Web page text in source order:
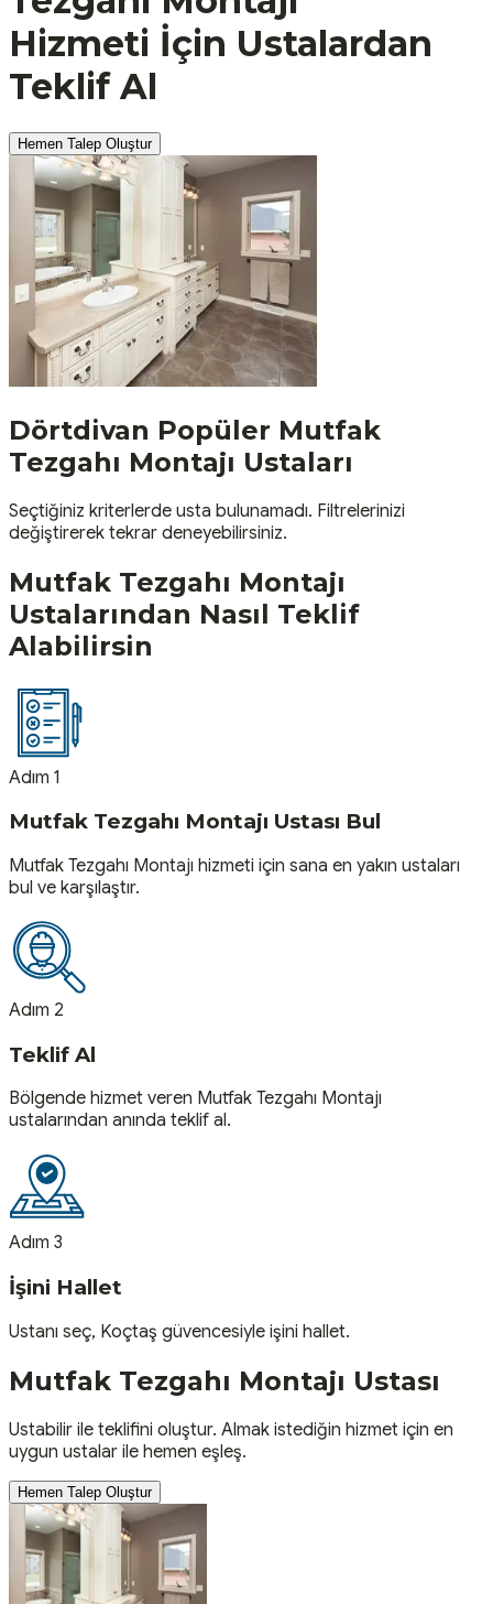
Hizmeti İçin Ustalardan
Teklif Al
Hemen Talep Oluştur
Dörtdivan Popüler Mutfak
Tezgahı Montajı Ustaları
Seçtiğiniz kriterlerde usta bulunamadı. Filtrelerinizi
değiştirerek tekrar deneyebilirsiniz.
Mutfak Tezgahı Montajı
Ustalarından Nasıl Teklif
Alabilirsin
Adım 1
Mutfak Tezgahı Montajı Ustası Bul
Mutfak Tezgahı Montajı hizmeti için sana en yakın ustaları
bul ve karşılaştır.
Adım 2
Teklif Al
Bölgende hizmet veren Mutfak Tezgahı Montajı
ustalarından anında teklif al.
Adım 3
İşini Hallet
Ustanı seç, Koçtaş güvencesiyle işini hallet.
Mutfak Tezgahı Montajı Ustası
Ustabilir ile teklifini oluştur. Almak istediğin hizmet için en
uygun ustalar ile hemen eşleş.
Hemen Talep Oluştur